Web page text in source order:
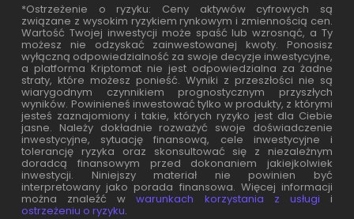
*Ostrzeżenie o ryzyku: Ceny aktywów cyfrowych są
związane z wysokim ryzykiem rynkowym i zmiennością cen.
Wartość Twojej inwestycji może spaść lub wzrosnąć, a Ty
możesz nie odzyskać zainwestowanej kwoty. Ponosisz
wyłączną odpowiedzialność za swoje decyzje inwestycyjne,
a platforma Kriptomat nie jest odpowiedzialna za żadne
straty, które możesz ponieść. Wyniki z przeszłości nie są
wiarygodnym czynnikiem prognostycznym przyszłych
wyników. Powinieneś inwestować tylko w produkty, z którymi
jesteś zaznajomiony i takie, których ryzyko jest dla Ciebie
jasne. Należy dokładnie rozważyć swoje doświadczenie
inwestycyjne, sytuację finansową, cele inwestycyjne i
tolerancję ryzyka oraz skonsultować się z niezależnym
doradcą finansowym przed dokonaniem jakiejkolwiek
inwestycji. Niniejszy materiał nie powinien być
interpretowany jako porada finansowa. Więcej informacji
można znaleźć wwarunkach korzystania z usługi i
ostrzeżeniu o ryzyku.